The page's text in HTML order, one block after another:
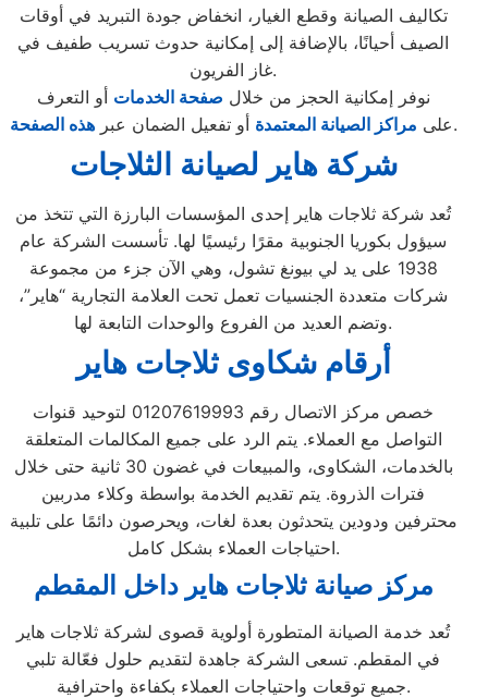
تكاليف الصيانة وقطع الغيار، انخفاض جودة التبريد في أوقات
الصيف أحيانًا، بالإضافة إلى إمكانية حدوث تسريب طفيف في
غاز الفريون.
نوفر إمكانية الحجز من خلال صفحة الخدمات أو التعرف
على مراكز الصيانة المعتمدة أو تفعيل الضمان عبرهذه الصفحة .
شركة هاير لصيانة الثلاجات
تُعد شركة ثلاجات هاير إحدى المؤسسات البارزة التي تتخذ من
سيؤول بكوريا الجنوبية مقرًا رئيسيًا لها. تأسست الشركة عام
1938 على يد لي بيونغ تشول، وهي الآن جزء من مجموعة
شركات متعددة الجنسيات تعمل تحت العلامة التجارية “هاير”،
وتضم العديد من الفروع والوحدات التابعة لها.
أرقام شكاوى ثلاجات هاير
خصص مركز الاتصال رقم 01207619993 لتوحيد قنوات
التواصل مع العملاء. يتم الرد على جميع المكالمات المتعلقة
بالخدمات، الشكاوى، والمبيعات في غضون 30 ثانية حتى خلال
فترات الذروة. يتم تقديم الخدمة بواسطة وكلاء مدربين
محترفين ودودين يتحدثون بعدة لغات، ويحرصون دائمًا على تلبية
احتياجات العملاء بشكل كامل.
مركز صيانة ثلاجات هاير داخل المقطم
تُعد خدمة الصيانة المتطورة أولوية قصوى لشركة ثلاجات هاير
في المقطم. تسعى الشركة جاهدة لتقديم حلول فعّالة تلبي
جميع توقعات واحتياجات العملاء بكفاءة واحترافية.